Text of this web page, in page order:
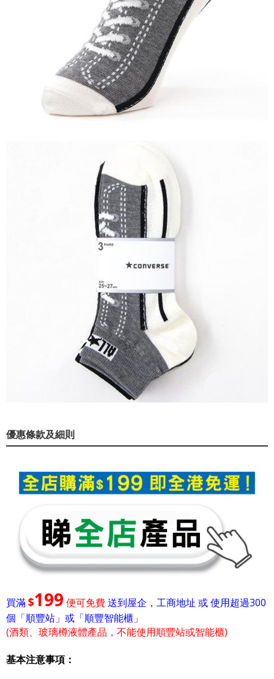
優惠條款及細則
買滿$199 便可免費送到屋企，工商地址 或 使用超過300
個「順豐站」或「順豐智能櫃」
(酒類、玻璃樽液體產品，不能使用順豐站或智能櫃)
基本注意事項：